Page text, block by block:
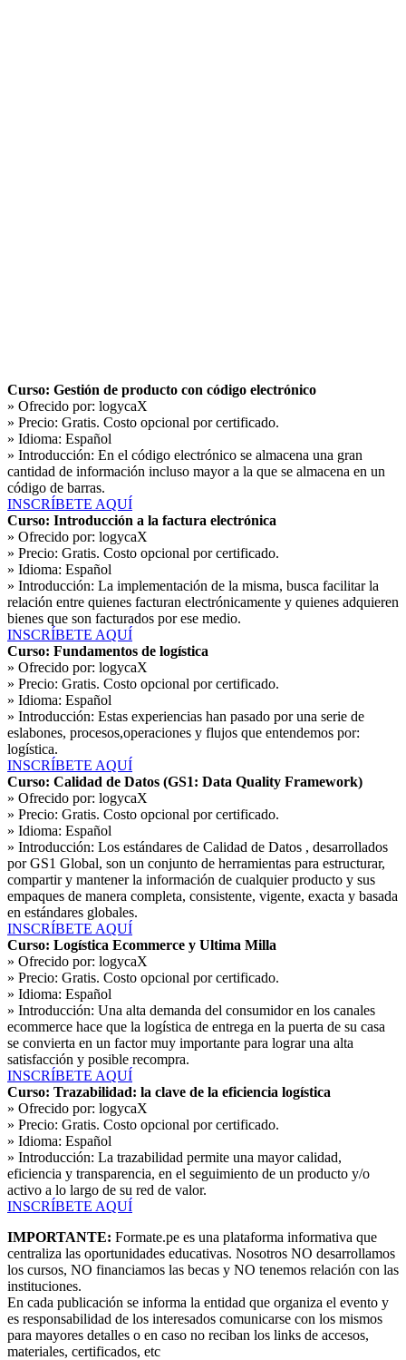
Curso: Gestión de producto con código electrónico
» Ofrecido por: logycaX
» Precio: Gratis. Costo opcional por certificado.
» Idioma: Español
» Introducción: En el código electrónico se almacena una gran
cantidad de información incluso mayor a la que se almacena en un
código de barras.
INSCRÍBETE AQUÍ
Curso: Introducción a la factura electrónica
» Ofrecido por: logycaX
» Precio: Gratis. Costo opcional por certificado.
» Idioma: Español
» Introducción: La implementación de la misma, busca facilitar la
relación entre quienes facturan electrónicamente y quienes adquieren
bienes que son facturados por ese medio.
INSCRÍBETE AQUÍ
Curso: Fundamentos de logística
» Ofrecido por: logycaX
» Precio: Gratis. Costo opcional por certificado.
» Idioma: Español
» Introducción: Estas experiencias han pasado por una serie de
eslabones, procesos,operaciones y flujos que entendemos por:
logística.
INSCRÍBETE AQUÍ
Curso: Calidad de Datos (GS1: Data Quality Framework)
» Ofrecido por: logycaX
» Precio: Gratis. Costo opcional por certificado.
» Idioma: Español
» Introducción: Los estándares de Calidad de Datos , desarrollados
por GS1 Global, son un conjunto de herramientas para estructurar,
compartir y mantener la información de cualquier producto y sus
empaques de manera completa, consistente, vigente, exacta y basada
en estándares globales.
INSCRÍBETE AQUÍ
Curso: Logística Ecommerce y Ultima Milla
» Ofrecido por: logycaX
» Precio: Gratis. Costo opcional por certificado.
» Idioma: Español
» Introducción: Una alta demanda del consumidor en los canales
ecommerce hace que la logística de entrega en la puerta de su casa
se convierta en un factor muy importante para lograr una alta
satisfacción y posible recompra.
INSCRÍBETE AQUÍ
Curso: Trazabilidad: la clave de la eficiencia logística
» Ofrecido por: logycaX
» Precio: Gratis. Costo opcional por certificado.
» Idioma: Español
» Introducción: La trazabilidad permite una mayor calidad,
eficiencia y transparencia, en el seguimiento de un producto y/o
activo a lo largo de su red de valor.
INSCRÍBETE AQUÍ
IMPORTANTE: Formate.pe es una plataforma informativa que
centraliza las oportunidades educativas. Nosotros NO desarrollamos
los cursos, NO financiamos las becas y NO tenemos relación con las
instituciones.
En cada publicación se informa la entidad que organiza el evento y
es responsabilidad de los interesados comunicarse con los mismos
para mayores detalles o en caso no reciban los links de accesos,
materiales, certificados, etc